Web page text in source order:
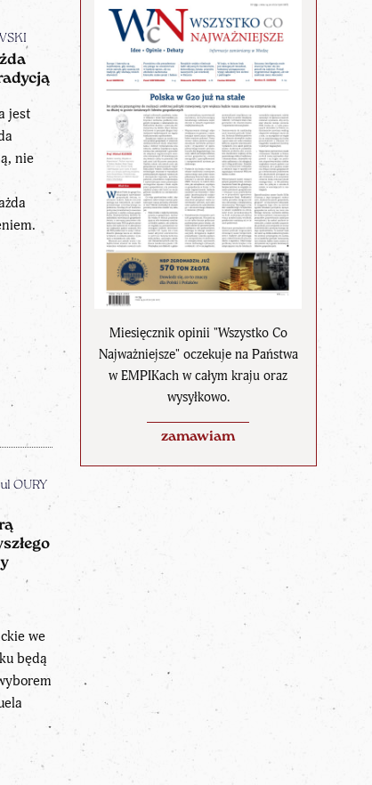
Miesięcznik opinii "Wszystko Co
Najważniejsze" oczekuje na Państwa
w EMPIKach w całym kraju oraz
wysyłkowo.
zamawiam
jest
nie
OURY
we
będą